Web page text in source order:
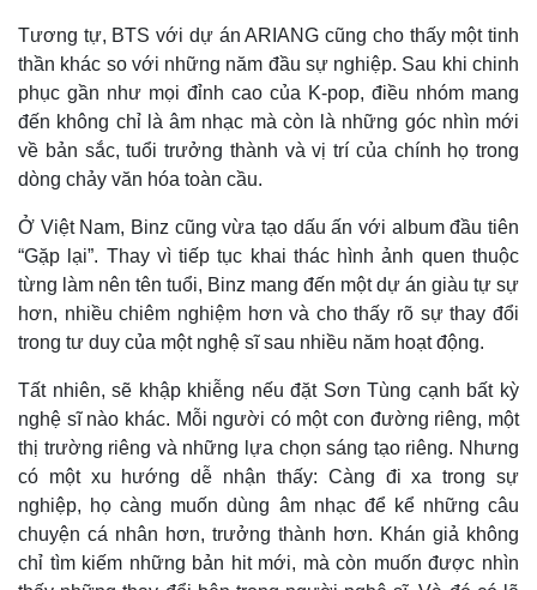
Chứng khoán
Giá cà phê
Tương tự, BTS với dự án ARIANG cũng cho thấy một tinh
thần khác so với những năm đầu sự nghiệp. Sau khi chinh
phục gần như mọi đỉnh cao của K-pop, điều nhóm mang
đến không chỉ là âm nhạc mà còn là những góc nhìn mới
về bản sắc, tuổi trưởng thành và vị trí của chính họ trong
dòng chảy văn hóa toàn cầu.
Ở Việt Nam, Binz cũng vừa tạo dấu ấn với album đầu tiên
“Gặp lại”. Thay vì tiếp tục khai thác hình ảnh quen thuộc
từng làm nên tên tuổi, Binz mang đến một dự án giàu tự sự
hơn, nhiều chiêm nghiệm hơn và cho thấy rõ sự thay đổi
trong tư duy của một nghệ sĩ sau nhiều năm hoạt động.
Tất nhiên, sẽ khập khiễng nếu đặt Sơn Tùng cạnh bất kỳ
nghệ sĩ nào khác. Mỗi người có một con đường riêng, một
thị trường riêng và những lựa chọn sáng tạo riêng. Nhưng
có một xu hướng dễ nhận thấy: Càng đi xa trong sự
nghiệp, họ càng muốn dùng âm nhạc để kể những câu
chuyện cá nhân hơn, trưởng thành hơn. Khán giả không
chỉ tìm kiếm những bản hit mới, mà còn muốn được nhìn